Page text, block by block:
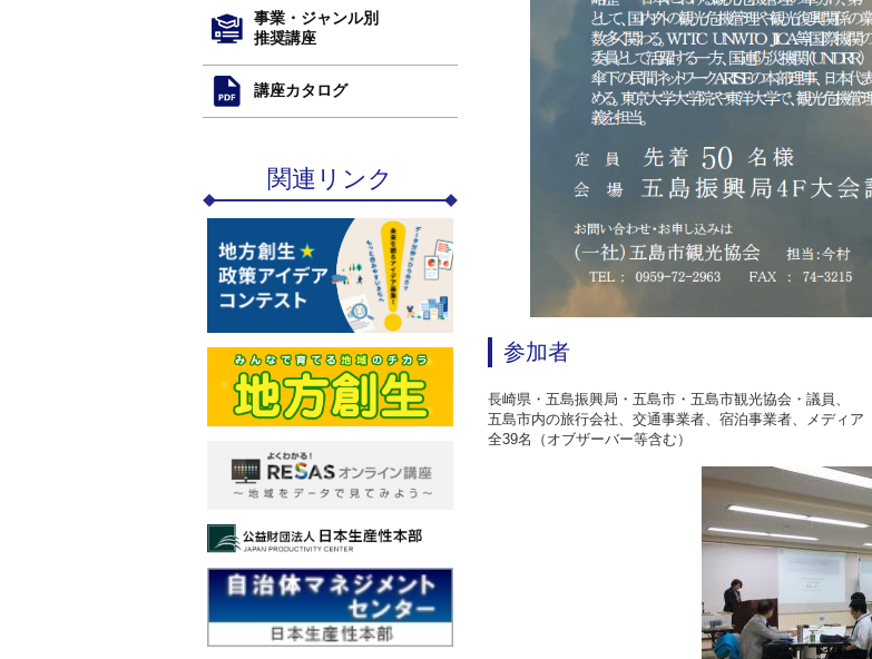
事業・ジャンル別
推奨講座
講座カタログ
関連リンク
参加者
長崎県・五島振興局・五島市・五島市観光協会・議員、
五島市内の旅行会社、交通事業者、宿泊事業者、メディア
全39名（オブザーバー等含む）